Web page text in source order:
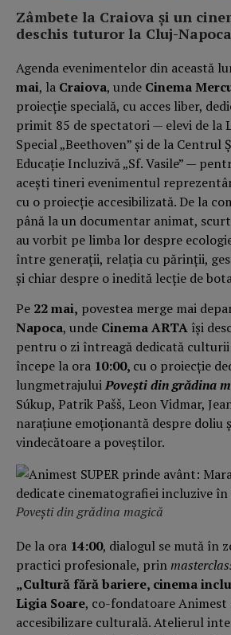
Zâmbete la Craiova și un
deschis tuturor la Cluj-Napoca
Agenda evenimentelor din această
mai, la Craiova, unde Cinema
proiecție specială, cu acces liber,
primit 85 de spectatori — elevi de la
Special „Beethoven” și de la Centrul
Educație Incluzivă „Sf. Vasile” —
acești tineri evenimentul
cu o proiecție accesibilizată. De la
până la un documentar animat,
au vorbit pe limba lor despre
între generații, relația cu părinții,
și chiar despre o inedită lecție de
Pe 22 mai, povestea merge mai
Napoca, unde Cinema ARTA își
pentru o zi întreagă dedicată culturii
începe la ora 10:00, cu o proiecție
lungmetrajuluiPovești din grădina
Súkup, Patrik Pašš, Leon Vidmar,
narațiune emoționantă despre doliu
vindecătoare a poveștilor.
Povești din grădina magică
De la ora 14:00, dialogul se mută în
practici profesionale, prin
„Cultură fără bariere, cinema
Ligia Soare, co-fondatoare Animest
accesibilizare culturală. Atelierul